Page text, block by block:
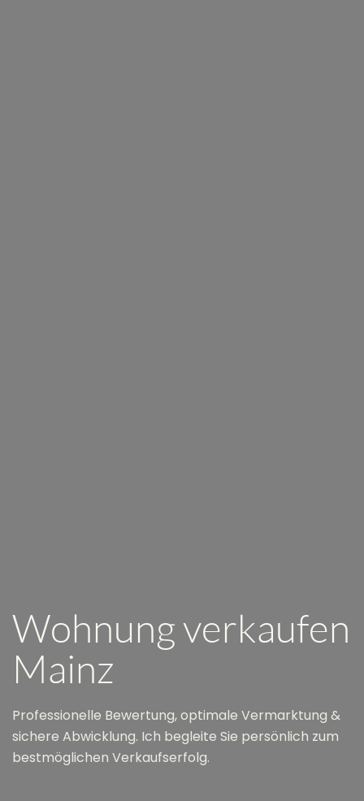
Wohnung verkaufen
Mainz
Professionelle Bewertung, optimale Vermarktung &
sichere Abwicklung. Ich begleite Sie persönlich zum
bestmöglichen Verkaufserfolg.